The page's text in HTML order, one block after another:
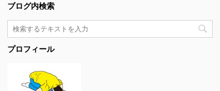
ブログ内検索
プロフィール